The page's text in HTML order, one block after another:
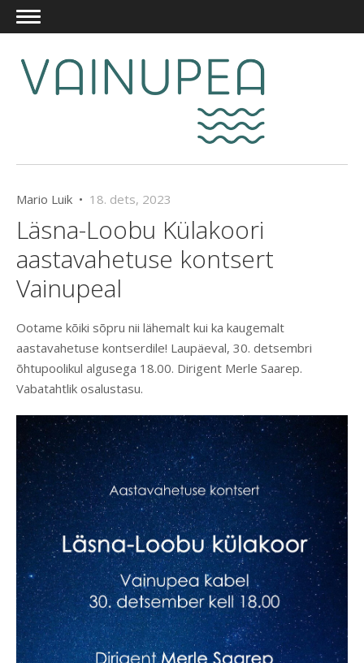
Mario Luik • 18. dets, 2023
Läsna-Loobu Külakoori
aastavahetuse kontsert
Vainupeal
Ootame kõiki sõpru nii lähemalt kui ka kaugemalt
aastavahetuse kontserdile! Laupäeval, 30. detsembri
õhtupoolikul algusega 18.00. Dirigent Merle Saarep.
Vabatahtlik osalustasu.